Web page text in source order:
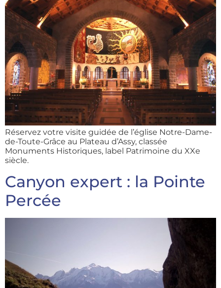
Réservez votre visite guidée de l’église Notre-Dame-
de-Toute-Grâce au Plateau d’Assy, classée
Monuments Historiques, label Patrimoine du XXe
siècle.
Canyon expert : la Pointe
Percée